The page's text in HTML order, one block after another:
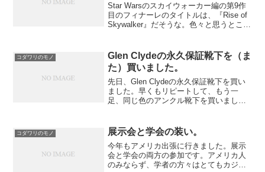
Star Warsのスカイウォーカー編の第9作
目のフィナーレのタイトルは、『Rise of
Skywalker』だそうな。色々と思うところ
コダワリのモノ
Glen Clydeの永久保証靴下を（ま
た）買いました。
先日、Glen Clydeの永久保証靴下を買い
ました。早くもリピートして、もう一
足、同じ色のアンクル靴下を買いまし
コダワリのモノ 展示会と学会の装い。
今年もアメリカ出張に行きました。展示
会と学会の両方の参加です。アメリカ人
のみならず、学者の方々はとてもカジュ